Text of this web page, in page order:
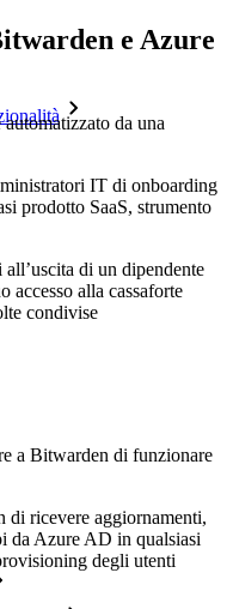
e Azure
da una
IT di onboarding
prodotto SaaS, strumento
di un dipendente
accesso alla cassaforte
condivise
a Bitwarden di funzionare
di ricevere aggiornamenti,
da Azure AD in qualsiasi
degli utenti